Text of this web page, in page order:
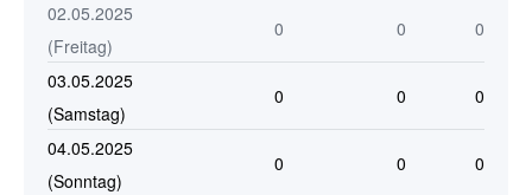
02.05.2025
(Freitag)
0 0 0
03.05.2025
(Samstag)
0 0 0
04.05.2025
(Sonntag)
0 0 0